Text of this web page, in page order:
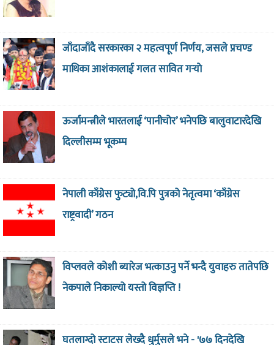
जाँदाजाँदै सरकारका २ महत्वपूर्ण निर्णय, जसले प्रचण्ड
माथिका आशंकालाई गलत सावित गर्‍याे
ऊर्जामन्त्रीले भारतलाई ‘पानीचोर’ भनेपछि बालुवाटारदेखि
दिल्लीसम्म भूकम्प
नेपाली काँग्रेस फुट्यो,वि.पि पुत्रको नेतृत्वमा ‘काँग्रेस
राष्ट्रवादी’ गठन
विप्लवले कोशी ब्यारेज भत्काउनु पर्ने भन्दै युवाहरु तातेपछि
नेकपाले निकाल्यो यस्तो विज्ञप्ति !
घतलाग्दो स्टाटस लेख्दै धुर्मुसले भने - '७७ दिनदेखि